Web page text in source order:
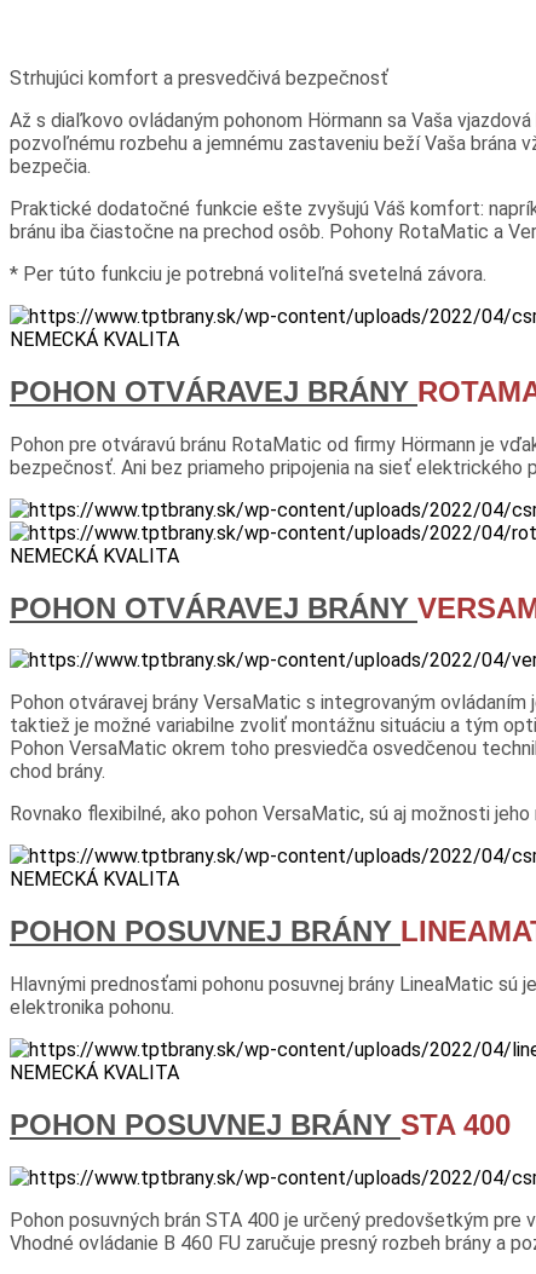
Strhujúci komfort a presvedčivá bezpečnosť
Až s diaľkovo ovládaným pohonom Hörmann sa Vaša
pozvoľnému rozbehu a jemnému zastaveniu beží Vaša
bezpečia.
Praktické dodatočné funkcie ešte zvyšujú Váš komfort:
bránu iba čiastočne na prechod osôb. Pohony RotaMatic a
* Per túto funkciu je potrebná voliteľná svetelná závora.
NEMECKÁ KVALITA
POHON OTVÁRAVEJ BRÁNY
Pohon pre otváravú bránu RotaMatic od firmy Hörmann je
bezpečnosť. Ani bez priameho pripojenia na sieť
NEMECKÁ KVALITA
POHON OTVÁRAVEJ BRÁNY
Pohon otváravej brány VersaMatic s integrovaným
taktiež je možné variabilne zvoliť montážnu situáciu a tým
Pohon VersaMatic okrem toho presviedča osvedčenou
chod brány.
Rovnako flexibilné, ako pohon VersaMatic, sú aj možnosti
NEMECKÁ KVALITA
POHON POSUVNEJ BRÁNY
Hlavnými prednosťami pohonu posuvnej brány LineaMatic
elektronika pohonu.
NEMECKÁ KVALITA
POHON POSUVNEJ BRÁNY STA 400
Pohon posuvných brán STA 400 je určený predovšetkým pre
Vhodné ovládanie B 460 FU zaručuje presný rozbeh brány a